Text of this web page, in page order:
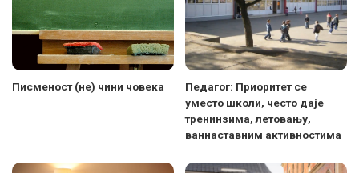
Писменост (не) чини човека
Педагог: Приоритет се
уместо школи, често даје
тренинзима, летовању,
ваннаставним активностима